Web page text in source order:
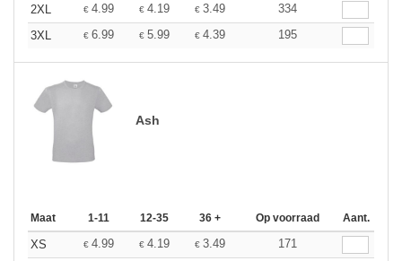
2XL
€ 4.99 € 4.19 € 3.49
334
3XL
€ 6.99 € 5.99 € 4.39 195
Ash
Maat 1-11 12-35 36 + Op voorraad Aant.
XS € 4.99 € 4.19 € 3.49
171